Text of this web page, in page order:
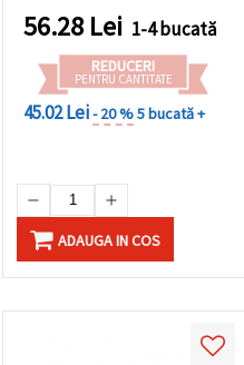
de vise), coronițe și
proiecte DIY
56.28 Lei 1-4 bucată
REDUCERI
PENTRU CANTITATE
45.02 Lei- 20 %5 bucată +
ADAUGA IN COS